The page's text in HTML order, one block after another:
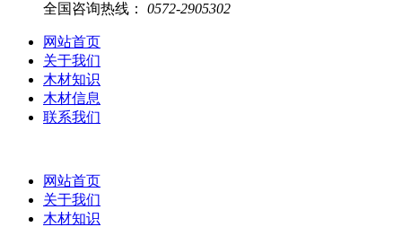
全国咨询热线： 0572-2905302
网站首页
关于我们
木材知识
木材信息
联系我们
网站首页
关于我们
木材知识